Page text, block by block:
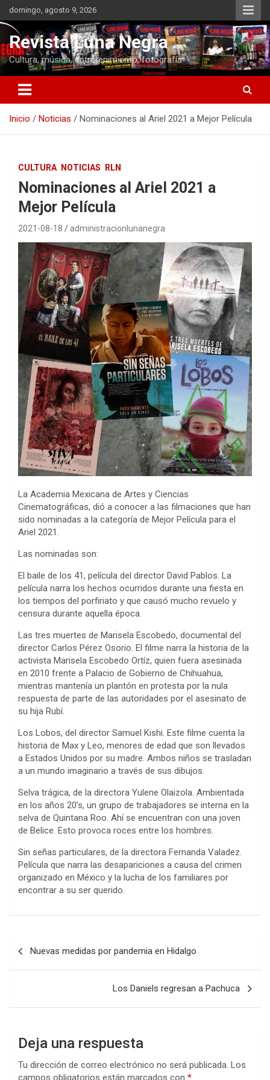
Saltar
al
contenido
domingo, agosto 9, 2026
Revista Luna Negra
Cultura, música, entretenimiento, fotografía
Inicio Noticias Nominaciones al Ariel 2021 a Mejor Película
CULTURA NOTICIAS RLN
Nominaciones al Ariel 2021 a
Mejor Película
2021-08-18 administracionlunanegra
La Academia Mexicana de Artes y Ciencias
Cinematográficas, dió a conocer a las filmaciones que han
sido nominadas a la categoría de Mejor Película para el
Ariel 2021.
Las nominadas son:
El baile de los 41, película del director David Pablos. La
película narra los hechos ocurridos durante una fiesta en
los tiempos del porfiriato y que causó mucho revuelo y
censura durante aquella época.
Las tres muertes de Marisela Escobedo, documental del
director Carlos Pérez Osorio. El filme narra la historia de la
activista Marisela Escobedo Ortíz, quien fuera asesinada
en 2010 frente a Palacio de Gobierno de Chihuahua,
mientras mantenía un plantón en protesta por la nula
respuesta de parte de las autoridades por el asesinato de
su hija Rubí.
Los Lobos, del director Samuel Kishi. Este filme cuenta la
historia de Max y Leo, menores de edad que son llevados
a Estados Unidos por su madre. Ambos niños se trasladan
a un mundo imaginario a través de sus dibujos.
Selva trágica, de la directora Yulene Olaizola. Ambientada
en los años 20’s, un grupo de trabajadores se interna en la
selva de Quintana Roo. Ahí se encuentran con una joven
de Belice. Esto provoca roces entre los hombres.
Sin señas particulares, de la directora Fernanda Valadez.
Película que narra las desapariciones a causa del crimen
organizado en México y la lucha de los familiares por
encontrar a su ser querido.
Nuevas medidas por pandemia en Hidalgo
Los Daniels regresan a Pachuca
Deja una respuesta
Tu dirección de correo electrónico no será publicada. Los
campos obligatorios están marcados con *